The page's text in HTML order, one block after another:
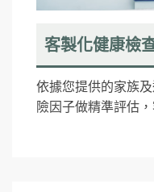
客製化健康檢
依據您提供的家族
險因子做精準評估